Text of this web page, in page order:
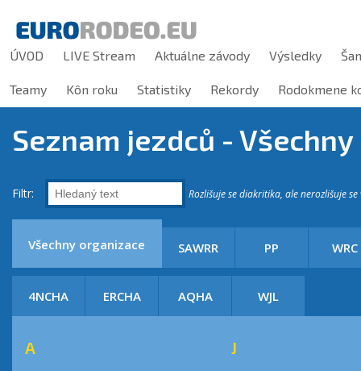
ÚVOD LIVE Stream Aktuálne závody Výsledky
Teamy Kôn roku Statistiky Rekordy Rodokmene
Seznam jezdců -
Filtr: Rozlišuje se diakritika, ale nerozlišuje
Všechny organizace SAWRR PP WRC
4NCHA ERCHA AQHA WJL
A J